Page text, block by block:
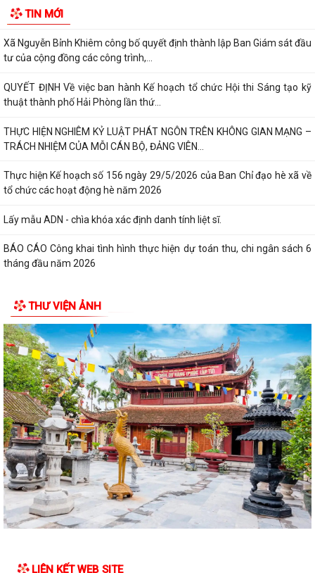
TIN MỚI
QUYỀN ĐỊA PHƯƠNG 02 CẤP
Xã Nguyễn Bỉnh Khiêm công bố quyết định thành lập Ban Giám sát đầu
tư của cộng đồng các công trình,...
QUYẾT ĐỊNH Về việc ban hành Kế hoạch tổ chức Hội thi Sáng tạo kỹ
thuật thành phố Hải Phòng lần thứ...
THỰC HIỆN NGHIÊM KỶ LUẬT PHÁT NGÔN TRÊN KHÔNG GIAN MẠNG –
TRÁCH NHIỆM CỦA MỖI CÁN BỘ, ĐẢNG VIÊN...
Thực hiện Kế hoạch số 156 ngày 29/5/2026 của Ban Chỉ đạo hè xã về
tổ chức các hoạt động hè năm 2026
Lấy mẫu ADN - chìa khóa xác định danh tính liệt sĩ.
BÁO CÁO Công khai tình hình thực hiện dự toán thu, chi ngân sách 6
tháng đầu năm 2026
2026
ĐẠI BIỂU HỘI ĐỒNG NHÂN DÂN KHÓA II, NHIỆM KỲ 2026 -2031 TIẾP
XÚC CỬ TRI CHUẨN BỊ KỲ HỌP THƯỜNG LỆ...
Công điện phòng chống bão số 1 (Bão MAYSAK) và mưa lũ sau bão
THÔNG BÁO Lịch tiếp công dân định kỳ của Chủ tịch Ủy ban nhân dân
xã Quý III, IV năm 2026
Bộ Chính trị tổ chức hội nghị toàn quốc sơ kết 1 năm vận hành mô hình
tổ chức tổng thể của hệ...
Luật sửa đổi bổ sung một số điều của Luật Tiếp công dân, luật khiếu
nại, luật tố cáo
THƯ VIỆN ẢNH
LIÊN KẾT WEB SITE